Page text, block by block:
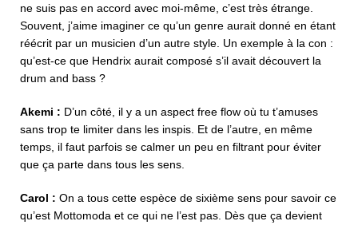
ne suis pas en accord avec moi-même, c’est très étrange.
Souvent, j’aime imaginer ce qu’un genre aurait donné en étant
réécrit par un musicien d’un autre style. Un exemple à la con :
qu’est-ce que Hendrix aurait composé s’il avait découvert la
drum and bass ?
Akemi : D’un côté, il y a un aspect free flow où tu t’amuses
sans trop te limiter dans les inspis. Et de l’autre, en même
temps, il faut parfois se calmer un peu en filtrant pour éviter
que ça parte dans tous les sens.
Carol : On a tous cette espèce de sixième sens pour savoir ce
qu’est Mottomoda et ce qui ne l’est pas. Dès que ça devient